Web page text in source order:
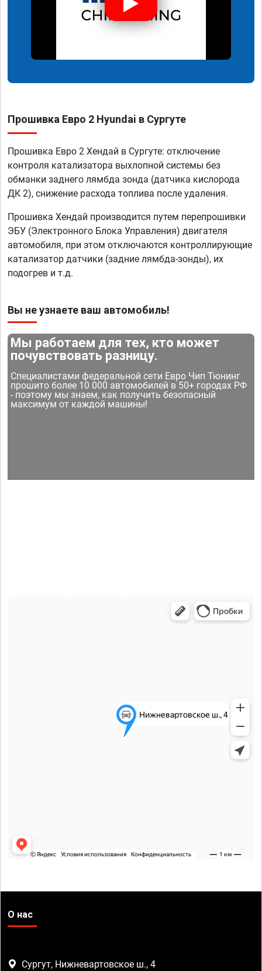
Прошивка Евро 2 Hyundai в Сургуте
Прошивка Евро 2 Хендай в Сургуте: отключение
контроля катализатора выхлопной системы без
обманки заднего лямбда зонда (датчика кислорода
ДК 2), снижение расхода топлива после удаления.
Прошивка Хендай производится путем перепрошивки
ЭБУ (Электронного Блока Управления) двигателя
автомобиля, при этом отключаются контроллирующие
катализатор датчики (задние лямбда-зонды), их
подогрев и т.д.
Вы не узнаете ваш автомобиль!
Мы работаем для тех, кто может
почувствовать разницу.
Специалистами федеральной сети Евро Чип Тюнинг
прошито более 10 000 автомобилей в 50+ городах РФ
- поэтому мы знаем, как получить безопасный
максимум от каждой машины!
О нас
Сургут, Нижневартовское ш., 4